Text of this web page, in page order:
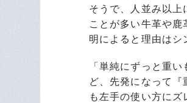
そうで、人並み以上
ことが多い牛革や
明によると理由はシ
「単純にずっと重
ど、先発になって
も左手の使い方に